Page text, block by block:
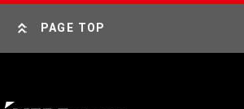
PAGE TOP